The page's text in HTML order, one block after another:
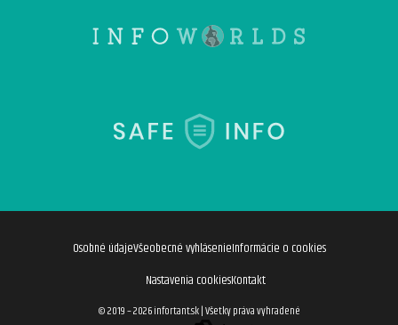
Osobné údajeVšeobecné vyhlásenieInformácie o cookies
Nastavenia cookiesKontakt
© 2019 – 2026 infortant.sk|Všetky práva vyhradené